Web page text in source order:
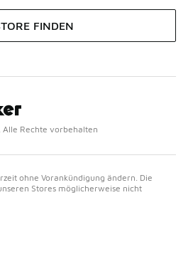
FINDEN
Rechte vorbehalten
ohne Vorankündigung ändern. Die
Stores möglicherweise nicht